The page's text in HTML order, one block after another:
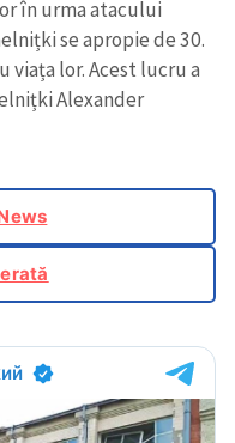
în urma atacului
se apropie de 30.
viața lor. Acest lucru a
Alexander